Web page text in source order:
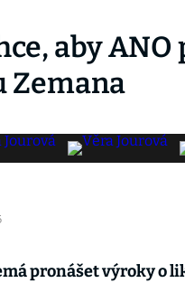
aby
Zemana
pronášet výroky o